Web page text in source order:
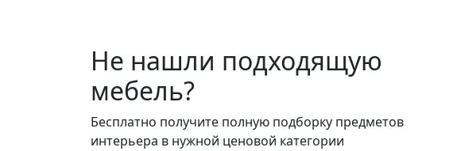
Не нашли подходящую
мебель?
Бесплатно получите полную подборку предметов
интерьера в нужной ценовой категории